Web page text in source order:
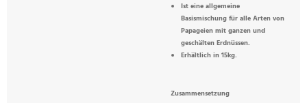
Ist eine allgemeine
Basismischung für alle Arten von
Papageien mit ganzen und
geschälten Erdnüssen.
Erhältlich in 15kg.
Zusammensetzung